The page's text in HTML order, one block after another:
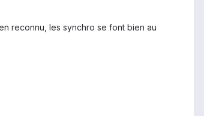
reconnu, les synchro se font bien au